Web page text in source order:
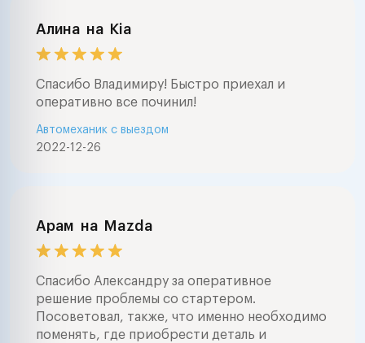
Алина на Kia
Спасибо Владимиру! Быстро приехал и
оперативно все починил!
2022-12-26
Автомеханик с выездом
Арам на Mazda
Спасибо Александру за оперативное
решение проблемы со стартером.
Посоветовал, также, что именно необходимо
поменять, где приобрести деталь и